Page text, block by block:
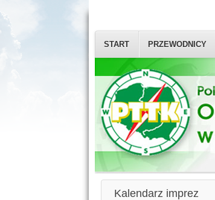
START PRZEWODNICY
Kalendarz imprez